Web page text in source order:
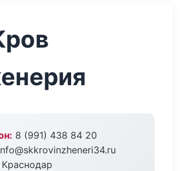
8 (991) 438 84 20
Краснодар